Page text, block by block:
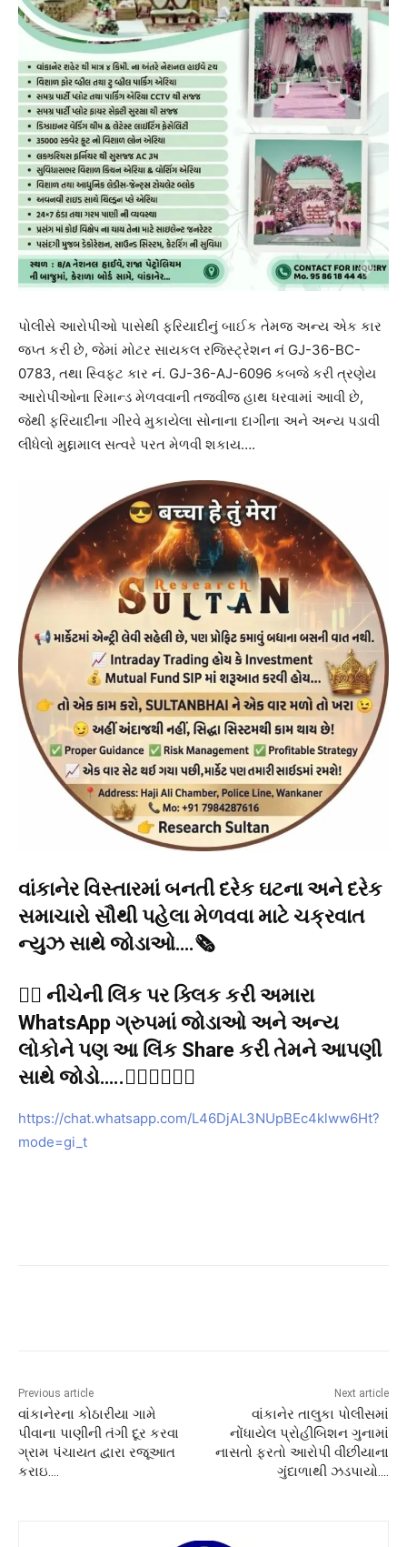
પોલીસે આરોપીઓ પાસેથી ફરિયાદીનું બાઈક તેમજ અન્ય એક કાર
જપ્ત કરી છે, જેમાં મોટર સાયકલ રજિસ્ટ્રેશન નં GJ-36-BC-
0783, તથા સ્વિફ્ટ કાર નં. GJ-36-AJ-6096 કબજે કરી ત્રણેય
આરોપીઓના રિમાન્ડ મેળવવાની તજવીજ હાથ ધરવામાં આવી છે,
જેથી ફરિયાદીના ગીરવે મુકાયેલા સોનાના દાગીના અને અન્ય પડાવી
લીધેલો મુદ્દામાલ સત્વરે પરત મેળવી શકાય….
વાંકાનેર વિસ્તારમાં બનતી દરેક ઘટના અને દરેક
સમાચારો સૌથી પહેલા મેળવવા માટે ચક્રવાત
ન્યુઝ સાથે જોડાઓ….🗞️
👉🏻 નીચેની લિંક પર ક્લિક કરી અમારા
WhatsApp ગ્રુપમાં જોડાઓ અને અન્ય
લોકોને પણ આ લિંક Share કરી તેમને આપણી
સાથે જોડો…..👇🏻👇🏻👇🏻
https://chat.whatsapp.com/L46DjAL3NUpBEc4klww6Ht?
mode=gi_t
Previous article
વાંકાનેરના કોઠારીયા ગામે
પીવાના પાણીની તંગી દૂર કરવા
ગ્રામ પંચાયત દ્વારા રજૂઆત
કરાઇ….
Next article
વાંકાનેર તાલુકા પોલીસમાં
નોંધાયેલ પ્રોહીબિશન ગુનામાં
નાસતો ફરતો આરોપી વીંછીયાના
ગુંદાળાથી ઝડપાયો….